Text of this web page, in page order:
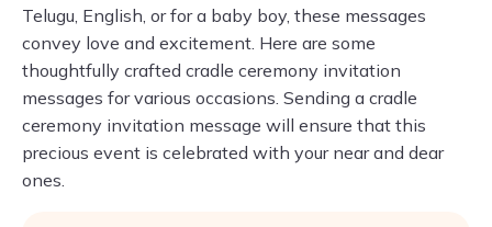
Telugu, English, or for a baby boy, these messages
convey love and excitement. Here are some
thoughtfully crafted cradle ceremony invitation
messages for various occasions. Sending a cradle
ceremony invitation message will ensure that this
precious event is celebrated with your near and dear
ones.